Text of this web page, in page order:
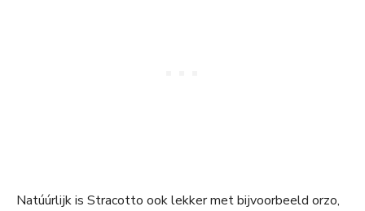
Natúúrlijk is Stracotto ook lekker met bijvoorbeeld orzo,